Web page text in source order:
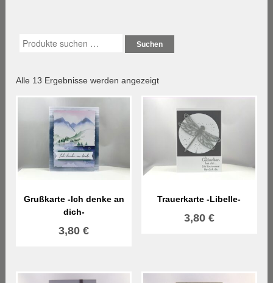
Suchen
Alle 13 Ergebnisse werden angezeigtNach
Grußkarte -Ich denke an
dich-
3,80€
Trauerkarte -Libelle-
3,80 €